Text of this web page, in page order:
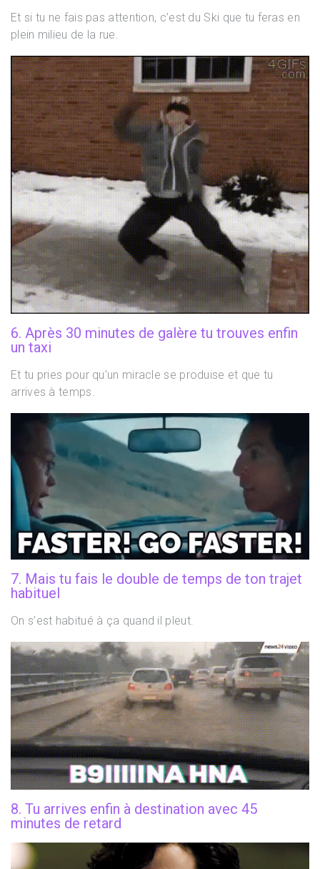
Et si tu ne fais pas attention, c’est du Ski que tu feras en
plein milieu de la rue.
6. Après 30 minutes de galère tu trouves enfin
un taxi
Et tu pries pour qu’un miracle se produise et que tu
arrives à temps.
7. Mais tu fais le double de temps de ton trajet
habituel
On s’est habitué à ça quand il pleut.
8. Tu arrives enfin à destination avec 45
minutes de retard